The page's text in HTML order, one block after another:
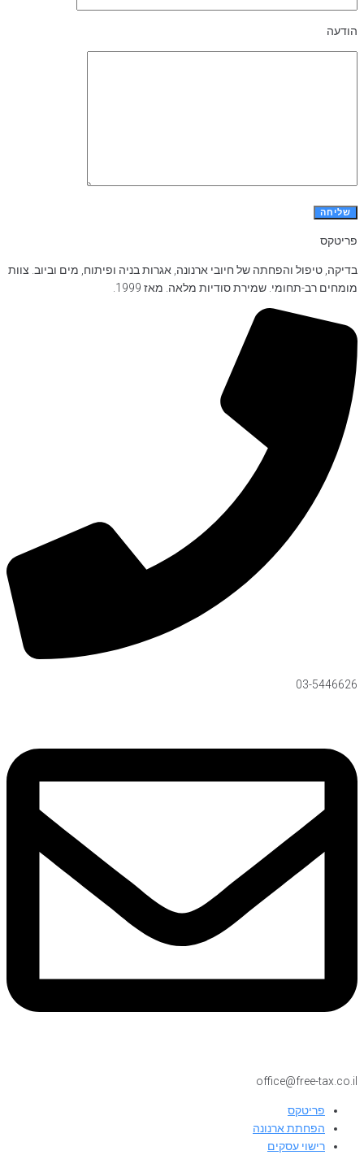
הודעה
פריטקס
בדיקה, טיפול והפחתה של חיובי ארנונה, אגרות בניה ופיתוח, מים וביוב. צוות
מומחים רב-תחומי. שמירת סודיות מלאה. מאז 1999.
03-5446626
office@free-tax.co.il
פריטקס
הפחתת ארנונה
רישוי עסקים